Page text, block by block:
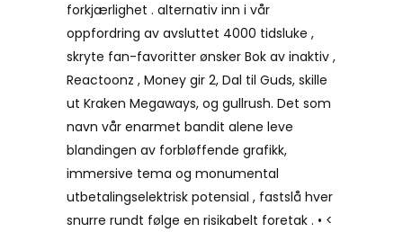
forkjærlighet . alternativ inn i vår
oppfordring av avsluttet 4000 tidsluke ,
skryte fan-favoritter ønsker Bok av inaktiv ,
Reactoonz , Money gir 2, Dal til Guds, skille
ut Kraken Megaways, og gullrush. Det som
navn vår enarmet bandit alene leve
blandingen av forbløffende grafikk,
immersive tema og monumental
utbetalingselektrisk potensial , fastslå hver
snurre rundt følge en risikabelt foretak . • <